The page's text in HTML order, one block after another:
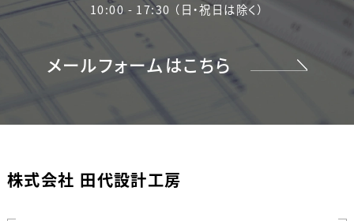
10:00 - 17:30 （日・祝日は除く）
メールフォームはこちら
株式会社 田代設計工房